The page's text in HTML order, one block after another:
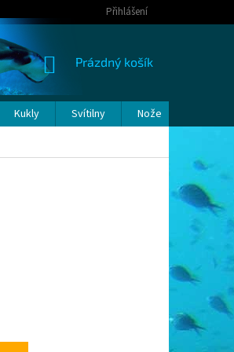
Přihlášení
NÁKUPNÍ
Prázdný košík
Kukly Svítilny Nože